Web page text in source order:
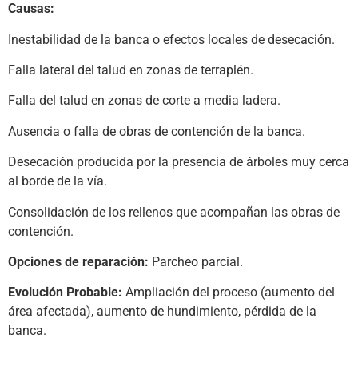
Causas:
Inestabilidad de la banca o efectos locales de desecación.
Falla lateral del talud en zonas de terraplén.
Falla del talud en zonas de corte a media ladera.
Ausencia o falla de obras de contención de la banca.
Desecación producida por la presencia de árboles muy cerca
al borde de la vía.
Consolidación de los rellenos que acompañan las obras de
contención.
Opciones de reparación: Parcheo parcial.
Evolución Probable: Ampliación del proceso (aumento del
área afectada), aumento de hundimiento, pérdida de la
banca.